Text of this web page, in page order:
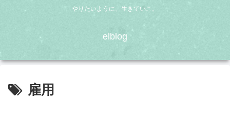
やりたいように、生きていこ。
elblog
雇用